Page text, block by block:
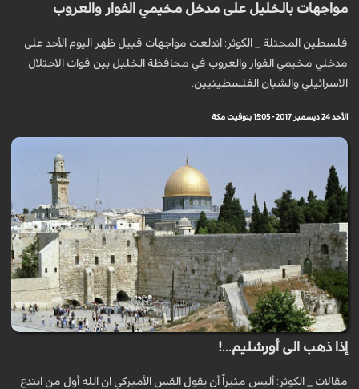
مواجهات بالخليل على مدخل مخيمي الفوار والعروب
فلسطين المحتلة _ الكوثر: اندلعت مواجهات قبيل ظهر اليوم الأحد على
مدخلي مخيمي الفوار والعروب في محافظة الخليل بين قوات الاحتلال
الاسرائيلي والشبان الفلسطينيين.
الأحد 24 ديسمبر 2017 - 15:05 بتوقيت مكة
إذا ذهب الى أورشليم...!
مقالات _ الكوثر: أليس مثيراً أن يقول القس الأميركي ان الله أول من ابتدع